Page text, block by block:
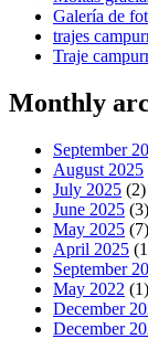
Galería de
trajes
Traje
Monthly
September
August 2025
July 2025 (2)
June 2025 (3)
May 2025 (7)
April 2025
September
May 2022 (1)
December
December